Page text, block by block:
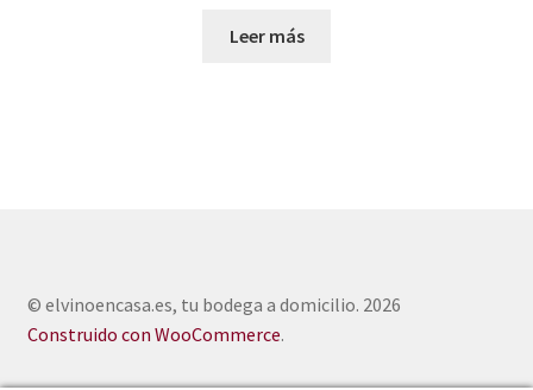
Leer más
© elvinoencasa.es, tu bodega a domicilio. 2026
Construido con WooCommerce.